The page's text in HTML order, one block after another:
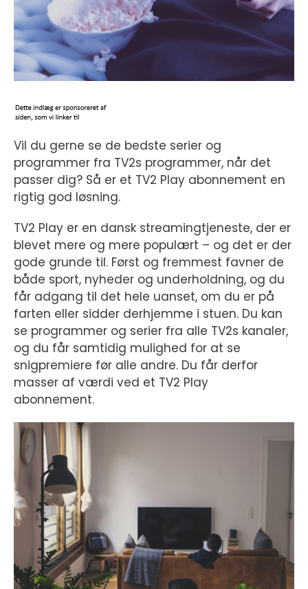
Vil du gerne se de bedste serier og
programmer fra TV2s programmer, når det
passer dig? Så er et TV2 Play abonnement en
rigtig god løsning.
TV2 Play er en dansk streamingtjeneste, der er
blevet mere og mere populært – og det er der
gode grunde til. Først og fremmest favner de
både sport, nyheder og underholdning, og du
får adgang til det hele uanset, om du er på
farten eller sidder derhjemme i stuen. Du kan
se programmer og serier fra alle TV2s kanaler,
og du får samtidig mulighed for at se
snigpremiere før alle andre. Du får derfor
masser af værdi ved et TV2 Play
abonnement.